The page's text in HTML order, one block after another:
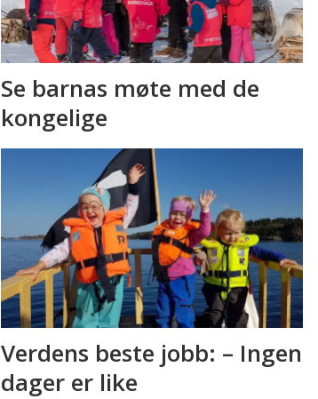
Se barnas møte med de
kongelige
Verdens beste jobb: – Ingen
dager er like